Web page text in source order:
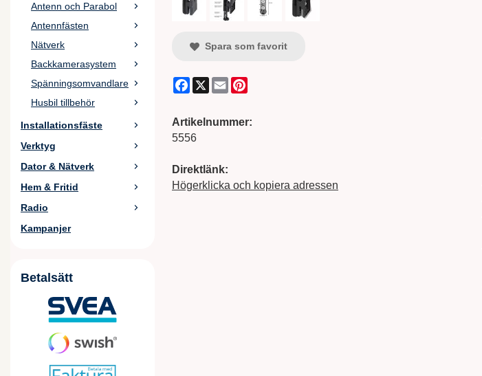
Antenn och Parabol
Antennfästen
Nätverk
Backkamerasystem
Spänningsomvandlare
Husbil tillbehör
Installationsfäste
Verktyg
Dator & Nätverk
Hem & Fritid
Radio
Kampanjer
Betalsätt
Spara som favorit
Facebook
X Email
Artikelnummer:
5556
Direktlänk:
Högerklicka och kopiera adressen